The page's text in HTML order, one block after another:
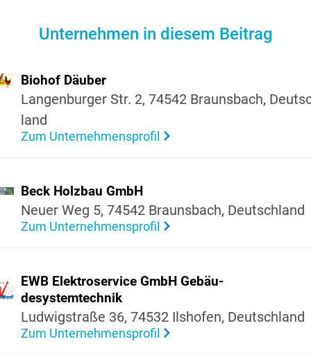
Unternehmen in diesem Beitrag
Biohof Däuber
Langen­burger Str. 2, 74542 Brauns­bach,
land
Zum Unternehmensprofil
Beck Holzbau GmbH
Neuer Weg 5, 74542 Brauns­bach, Deutsch­land
Zum Unternehmensprofil
EWB Elek­tro­ser­vice GmbH Gebäu­
de­sys­tem­technik
Ludwig­straße 36, 74532 Ilshofen, Deutsch­land
Zum Unternehmensprofil